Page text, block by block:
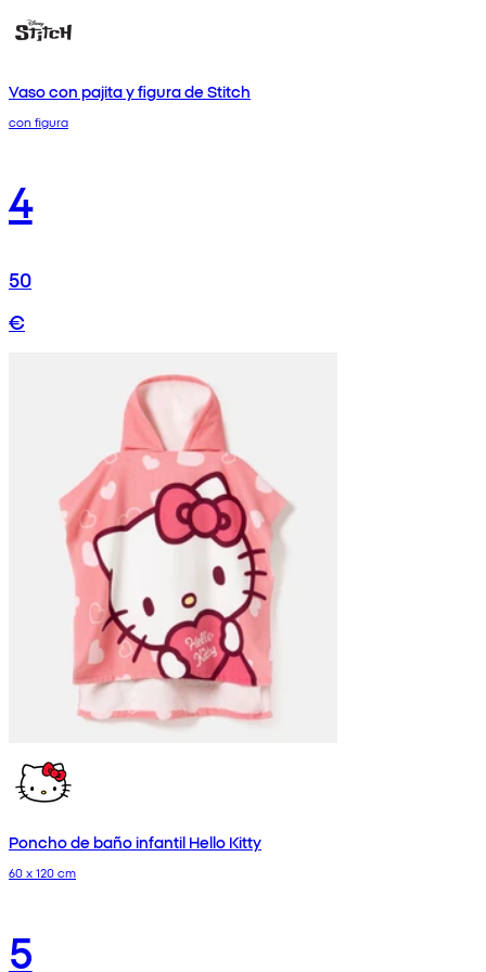
Vaso con pajita y figura de Stitch
con figura
4
50
€
Poncho de baño infantil Hello Kitty
60 x 120 cm
5